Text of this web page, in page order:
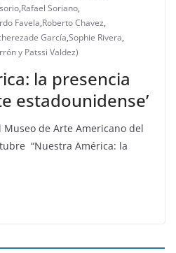
,Rafael Soriano,
Favela,Roberto Chavez,
García,Sophie Rivera,
y Patssi Valdez)
la presencia
estadounidense’
de Arte Americano del
“Nuestra América: la